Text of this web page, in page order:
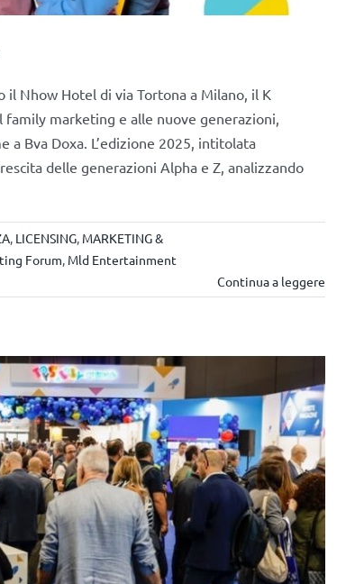
il Nhow Hotel di via Tortona a Milano, il K
marketing e alle nuove generazioni,
Bva Doxa. L’edizione 2025, intitolata
delle generazioni Alpha e Z, analizzando
, LICENSING, MARKETING &
Forum, Mld Entertainment
Continua a leggere